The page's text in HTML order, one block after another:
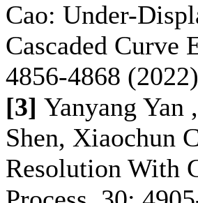
Cao: Under-
Cascaded Curve
4856-4868 (2022)
[3] Yanyang
Shen, Xiaochun
Resolution With